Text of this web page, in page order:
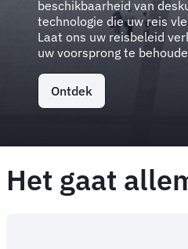
beschikbaarheid van
technologie die uw reis
Laat ons uw reisbeleid
uw voorsprong te
Ontdek
Het gaat